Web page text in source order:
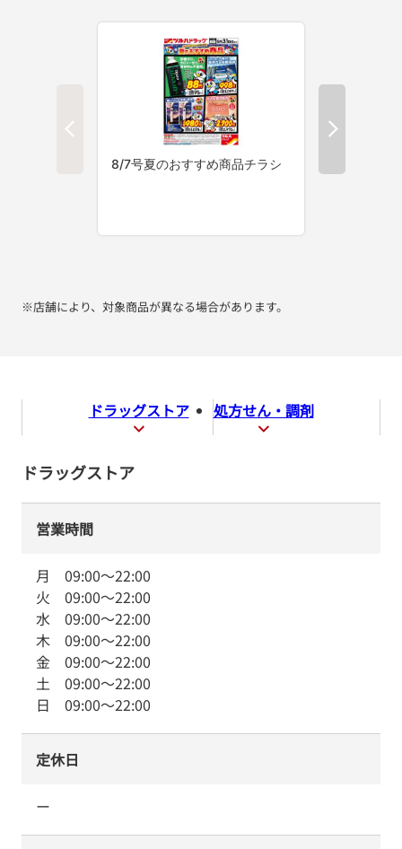
※店舗により、対象商品が異なる場合があります。
ドラッグストア 処方せん・調剤
ドラッグストア
営業時間
月 09:00～22:00
火 09:00～22:00
水 09:00～22:00
木 09:00～22:00
金 09:00～22:00
土 09:00～22:00
日 09:00～22:00
定休日
ー